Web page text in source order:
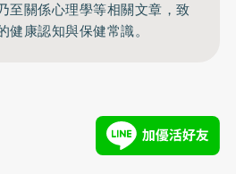
至關係心理學等相關文章，致
康認知與保健常識。